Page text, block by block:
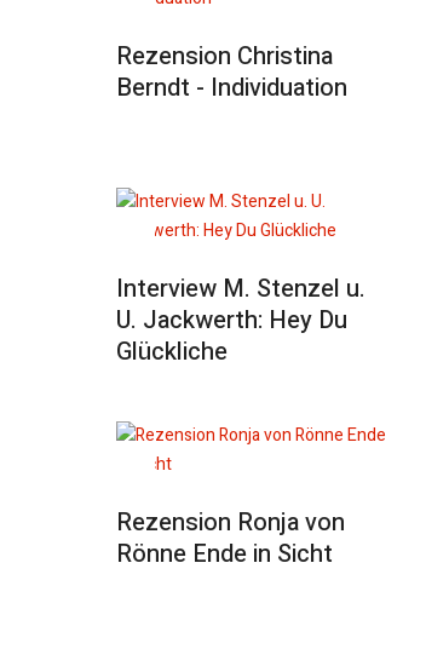
Rezension Christina
Berndt - Individuation
Interview M. Stenzel u.
U. Jackwerth: Hey Du
Glückliche
Rezension Ronja von
Rönne Ende in Sicht